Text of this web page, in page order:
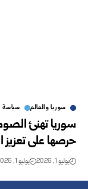
سوريا والعالم سياسة
سوريا تهنئ
حرصها على تعزيز
يوليو 1, 2026 يوليو 1, 2026